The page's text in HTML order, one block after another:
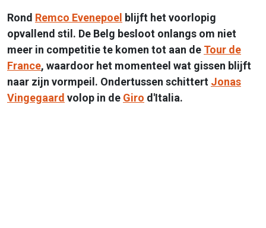
Rond Remco Evenepoel blijft het voorlopig
opvallend stil. De Belg besloot onlangs om niet
meer in competitie te komen tot aan de Tour de
France, waardoor het momenteel wat gissen blijft
naar zijn vormpeil. Ondertussen schittert Jonas
Vingegaard volop in de Giro d'Italia.